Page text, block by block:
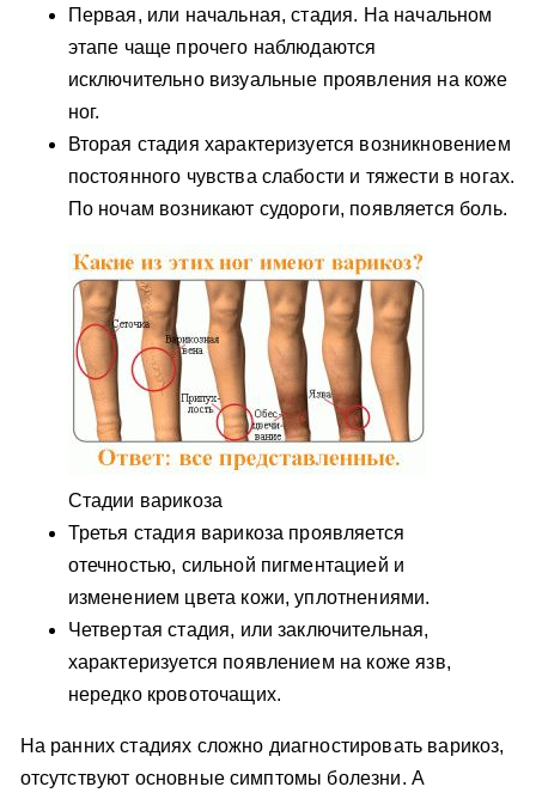
Первая, или начальная, стадия. На начальном
этапе чаще прочего наблюдаются
исключительно визуальные проявления на коже
ног.
Вторая стадия характеризуется возникновением
постоянного чувства слабости и тяжести в ногах.
По ночам возникают судороги, появляется боль.
Стадии варикоза
Третья стадия варикоза проявляется
отечностью, сильной пигментацией и
изменением цвета кожи, уплотнениями.
Четвертая стадия, или заключительная,
характеризуется появлением на коже язв,
нередко кровоточащих.
На ранних стадиях сложно диагностировать варикоз,
отсутствуют основные симптомы болезни. А